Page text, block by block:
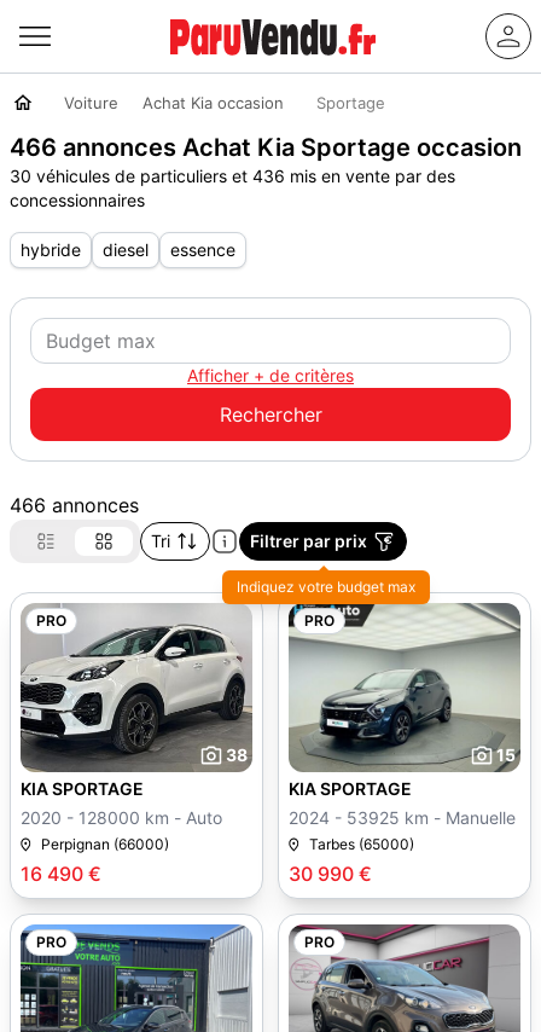
Voiture Achat Kia occasion Sportage
466 annonces Achat Kia Sportage occasion
30 véhicules de particuliers et 436 mis en vente par des
concessionnaires
hybride diesel essence
Afficher + de critères
466 annonces
Tri Filtrer par prix
Indiquez votre budget max
PRO
38
16 490 €
KIA SPORTAGE
2020 - 128000 km - Auto
Perpignan (66000)
PRO
15
30 990 €
KIA SPORTAGE
2024 - 53925 km - Manuelle
Tarbes (65000)
PRO PRO